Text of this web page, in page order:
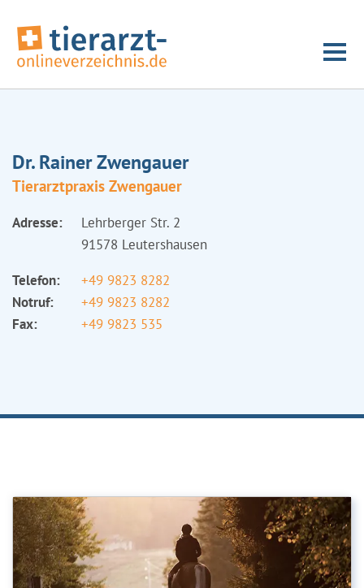
Dr. Rainer Zwengauer
Tierarztpraxis Zwengauer
Adresse:
Lehrberger Str. 2
91578 Leutershausen
Telefon:
+49 9823 8282
Notruf:
+49 9823 8282
Fax:
+49 9823 535